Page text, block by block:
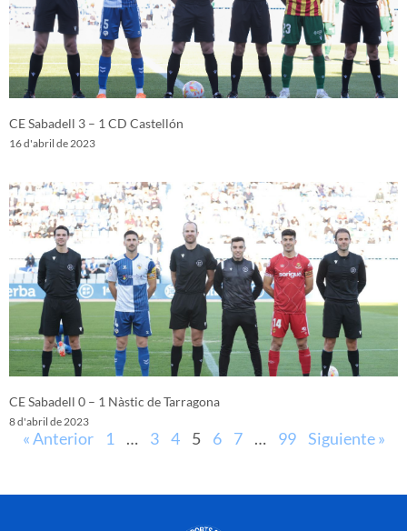
CE Sabadell 3 – 1 CD Castellón
16 d'abril de 2023
CE Sabadell 0 – 1 Nàstic de Tarragona
8 d'abril de 2023
« Anterior 1 … 3 4 5 6 7 … 99 Siguiente »